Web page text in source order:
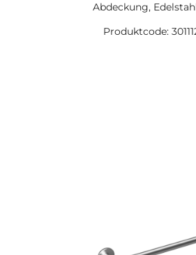
Abdeckung,
Produktcode: